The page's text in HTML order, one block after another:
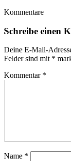
Kommentare
Schreibe einen
Deine E-Mail-
Felder sind mit *
Kommentar *
Name *